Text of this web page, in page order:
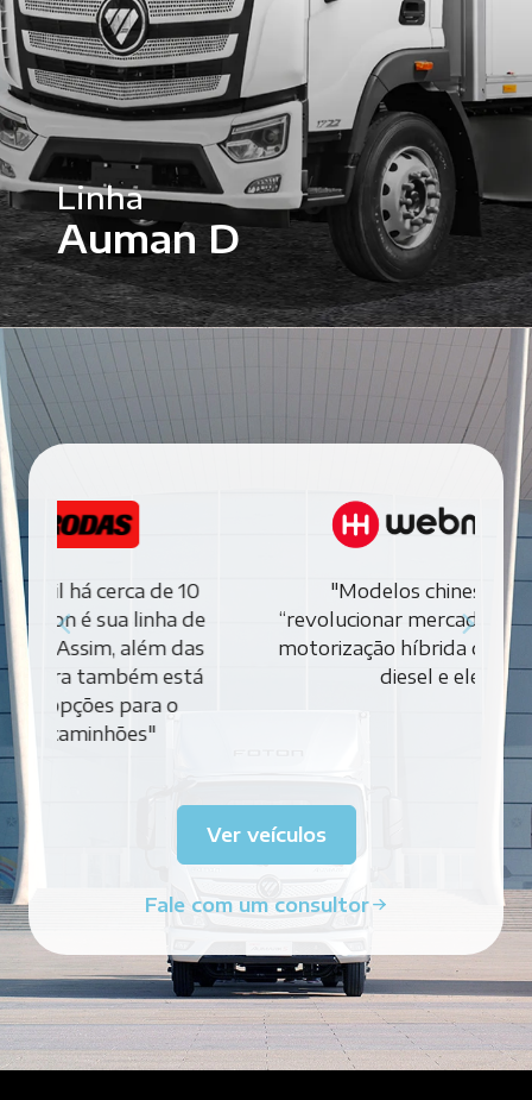
Linha
Auman D
Cummins Diesel
"Modelos chineses querem
“revolucionar mercado brasileiro” com
motorização híbrida que une motores
diesel e elétrico"
Fale com um consultor